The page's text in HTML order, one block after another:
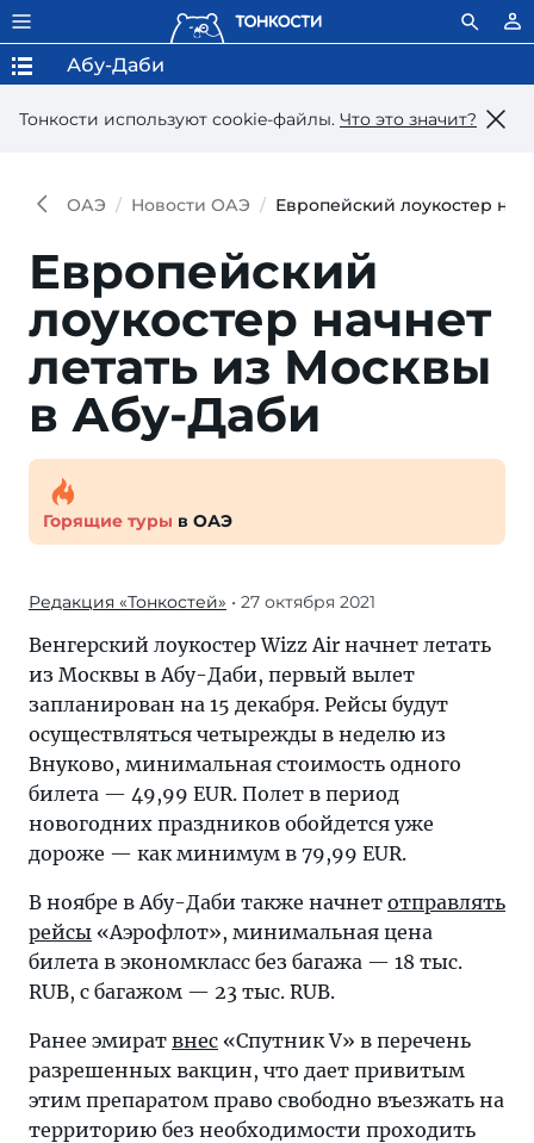
Тонкости используют сookie-файлы. Что это значит?
Абу-Даби
ОАЭ Новости ОАЭ Европейский лоукостер
Европейский
лоукостер начнет
летать из Москвы
в Абу-Даби
Горящие туры в ОАЭ
Редакция «Тонкостей» • 27 октября 2021
Венгерский лоукостер Wizz Air начнет летать
из Москвы в Абу-Даби, первый вылет
запланирован на 15 декабря. Рейсы будут
осуществляться четырежды в неделю из
Внуково, минимальная стоимость одного
билета — 49,99 EUR. Полет в период
новогодних праздников обойдется уже
дороже — как минимум в 79,99 EUR.
В ноябре в Абу-Даби также начнет отправлять
рейсы «Аэрофлот», минимальная цена
билета в экономкласс без багажа — 18 тыс.
RUB, с багажом — 23 тыс. RUB.
Ранее эмират внес «Спутник V» в перечень
разрешенных вакцин, что дает привитым
этим препаратом право свободно въезжать на
территорию без необходимости проходить